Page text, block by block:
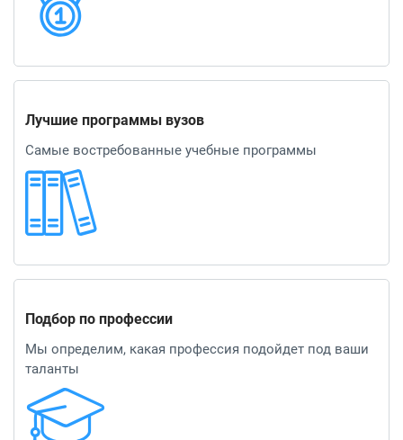
Лучшие программы вузов
Самые востребованные учебные программы
Подбор по профессии
Мы определим, какая профессия подойдет под ваши
таланты